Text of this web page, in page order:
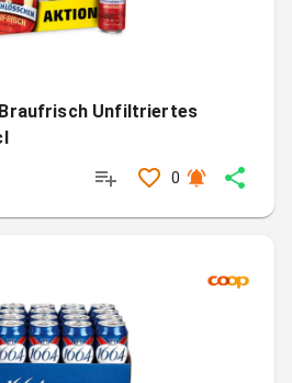
Unfiltriertes
0